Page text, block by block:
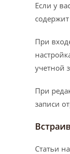
Если у
При
учетной
При
записи
Статьи